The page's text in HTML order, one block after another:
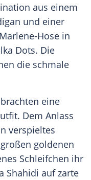
aus einem
und einer
Hose in
Dots. Die
die schmale
eine
Dem Anlass
verspieltes
goldenen
Schleifchen ihr
Shahidi auf zarte